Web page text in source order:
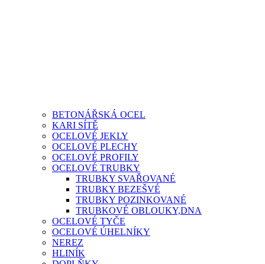
BETONÁŘSKÁ OCEL
KARI SÍTĚ
OCELOVÉ JEKLY
OCELOVÉ PLECHY
OCELOVÉ PROFILY
OCELOVÉ TRUBKY
TRUBKY SVAŘOVANÉ
TRUBKY BEZEŠVÉ
TRUBKY POZINKOVANÉ
TRUBKOVÉ OBLOUKY,DNA
OCELOVÉ TYČE
OCELOVÉ ÚHELNÍKY
NEREZ
HLINÍK